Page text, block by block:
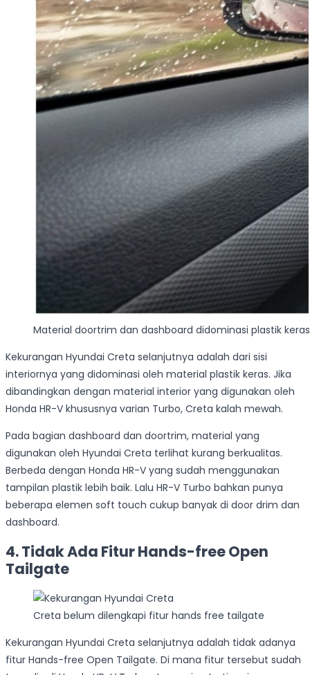
Material doortrim dan dashboard didominasi plastik keras
Kekurangan Hyundai Creta selanjutnya adalah dari sisi
interiornya yang didominasi oleh material plastik keras. Jika
dibandingkan dengan material interior yang digunakan oleh
Honda HR-V khususnya varian Turbo, Creta kalah mewah.
Pada bagian dashboard dan doortrim, material yang
digunakan oleh Hyundai Creta terlihat kurang berkualitas.
Berbeda dengan Honda HR-V yang sudah menggunakan
tampilan plastik lebih baik. Lalu HR-V Turbo bahkan punya
beberapa elemen soft touch cukup banyak di door drim dan
dashboard.
4. Tidak Ada Fitur Hands-free Open
Tailgate
Creta belum dilengkapi fitur hands free tailgate
Kekurangan Hyundai Creta selanjutnya adalah tidak adanya
fitur Hands-free Open Tailgate. Di mana fitur tersebut sudah